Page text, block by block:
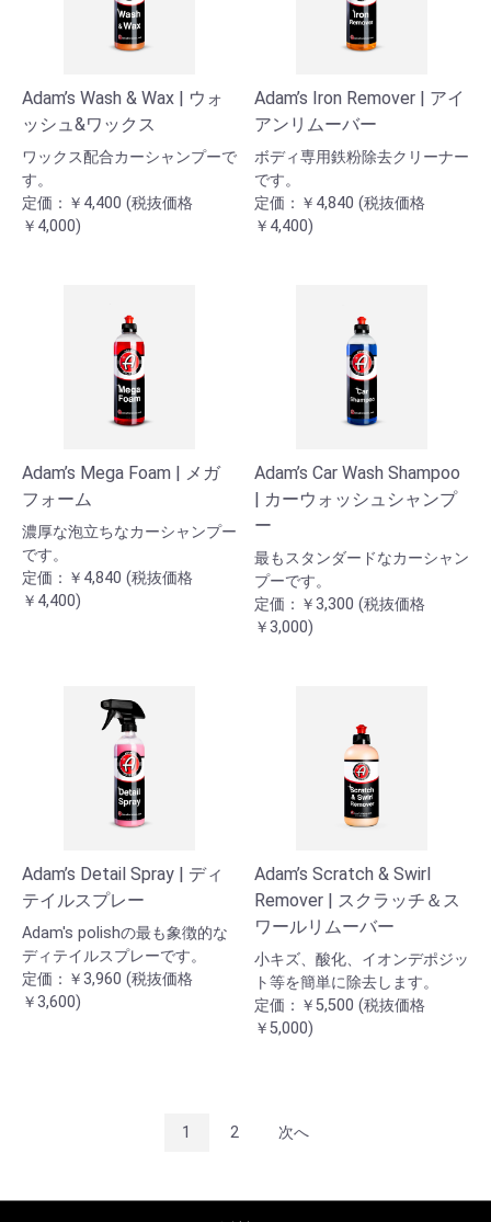
Adam’s Wash & Wax | ウォ
ッシュ&ワックス
ワックス配合カーシャンプーで
す。
定価：￥4,400 (税抜価格
￥4,000)
Adam’s Iron Remover | アイ
アンリムーバー
ボディ専用鉄粉除去クリーナー
です。
定価：￥4,840 (税抜価格
￥4,400)
Adam’s Mega Foam | メガ
フォーム
濃厚な泡立ちなカーシャンプー
です。
定価：￥4,840 (税抜価格
￥4,400)
Adam’s Car Wash Shampoo
| カーウォッシュシャンプ
ー
最もスタンダードなカーシャン
プーです。
定価：￥3,300 (税抜価格
￥3,000)
Adam’s Detail Spray | ディ
テイルスプレー
Adam's polishの最も象徴的な
ディテイルスプレーです。
定価：￥3,960 (税抜価格
￥3,600)
Adam’s Scratch & Swirl
Remover | スクラッチ＆ス
ワールリムーバー
小キズ、酸化、イオンデポジッ
ト等を簡単に除去します。
定価：￥5,500 (税抜価格
￥5,000)
1 2 次へ